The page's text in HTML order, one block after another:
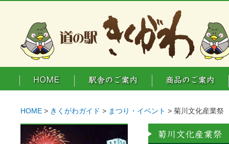
HOME > きくがわガイド > まつり・イベント > 菊川文化産業祭